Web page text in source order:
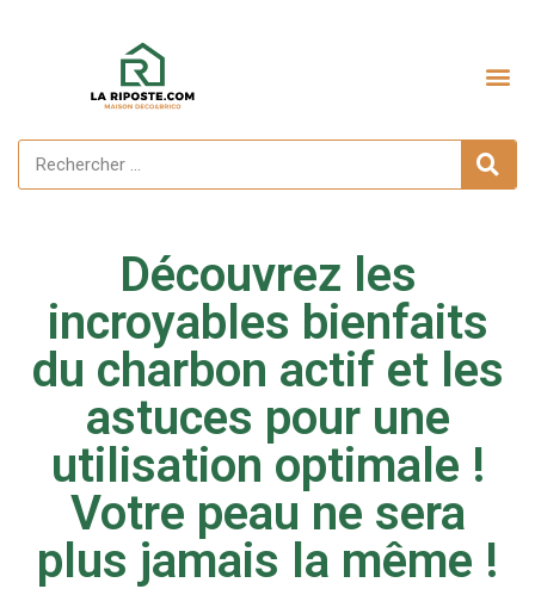
Découvrez les
incroyables bienfaits
du charbon actif et les
astuces pour une
utilisation optimale !
Votre peau ne sera
plus jamais la même !